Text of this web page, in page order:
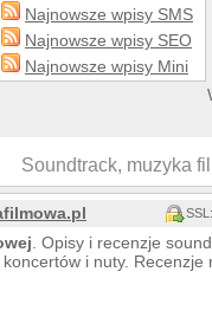
Najnowsze wpisy SMS
Najnowsze wpisy SEO
Najnowsze wpisy Mini
Soundtrack, muzyka
SSL:
. Opisy i recenzje
i nuty. Recenzje